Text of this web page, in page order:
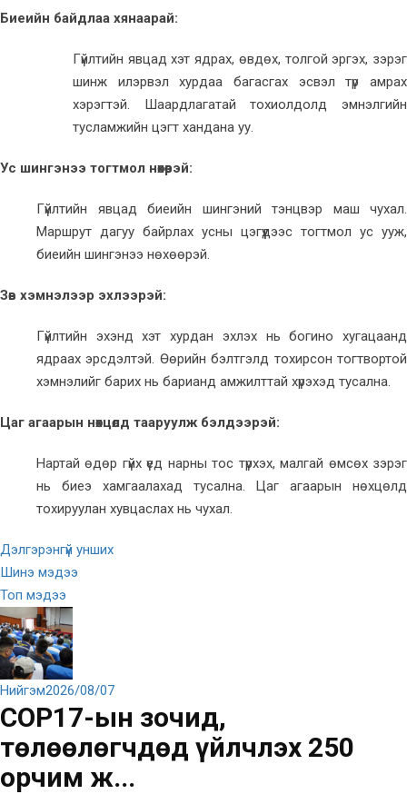
Биеийн байдлаа хянаарай:
Гүйлтийн явцад хэт ядрах, өвдөх, толгой эргэх, зэрэг
шинж илэрвэл хурдаа багасгах эсвэл түр амрах
хэрэгтэй. Шаардлагатай тохиолдолд эмнэлгийн
тусламжийн цэгт хандана уу.
Ус шингэнээ тогтмол нөхөөрэй:
Гүйлтийн явцад биеийн шингэний тэнцвэр маш чухал.
Маршрут дагуу байрлах усны цэгүүдээс тогтмол ус ууж,
биеийн шингэнээ нөхөөрэй.
Зөв хэмнэлээр эхлээрэй:
Гүйлтийн эхэнд хэт хурдан эхлэх нь богино хугацаанд
ядраах эрсдэлтэй. Өөрийн бэлтгэлд тохирсон тогтвортой
хэмнэлийг барих нь барианд амжилттай хүрэхэд тусална.
Цаг агаарын нөхцөлд тааруулж бэлдээрэй:
Нартай өдөр гүйх үед нарны тос түрхэх, малгай өмсөх зэрэг
нь биеэ хамгаалахад тусална. Цаг агаарын нөхцөлд
тохируулан хувцаслах нь чухал.
Дэлгэрэнгүй унших
Шинэ мэдээ
Топ мэдээ
Нийгэм2026/08/07
COP17-ын зочид,
төлөөлөгчдөд үйлчлэх 250
орчим ж...